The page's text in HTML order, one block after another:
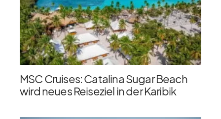
MSC Cruises: Catalina Sugar Beach
wird neues Reiseziel in der Karibik